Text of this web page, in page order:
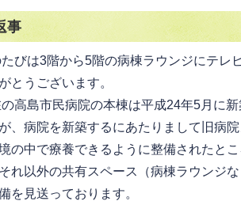
事
たびは3階から5階の病棟ラウンジにテレ
とうございます。
高島市民病院の本棟は平成24年5月に
、病院を新築するにあたりまして旧病
の中で療養できるように整備されたと
れ以外の共有スペース（病棟ラウンジ
を見送っております。